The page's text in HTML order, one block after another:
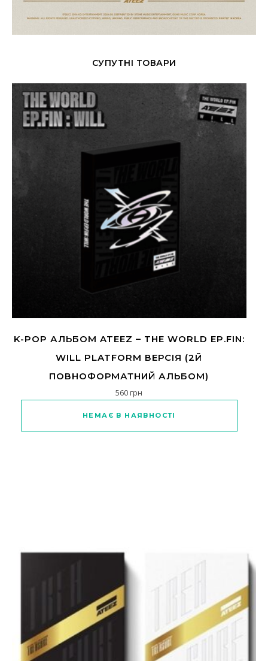
СУПУТНІ ТОВАРИ
K-POP АЛЬБОМ ATEEZ – THE WORLD EP.FIN:
WILL PLATFORM ВЕРСІЯ (2Й
ПОВНОФОРМАТНИЙ АЛЬБОМ)
560грн
НЕМАЄ В НАЯВНОСТІ